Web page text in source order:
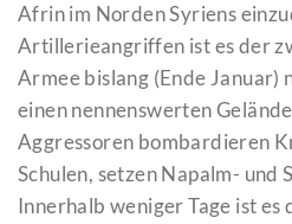
Afrin im Norden Syriens
Artillerieangriffen ist es der
Armee bislang (Ende Januar)
einen nennenswerten
Aggressoren bombardieren
Schulen, setzen Napalm- und
Innerhalb weniger Tage ist